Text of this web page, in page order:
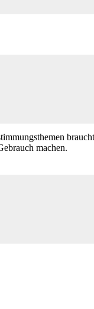
machen.